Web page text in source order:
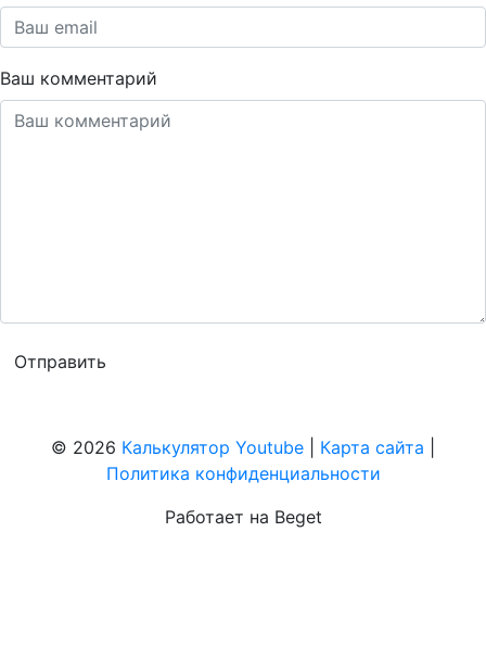
Ваш комментарий
© 2026 Калькулятор Youtube Карта сайта
Политика конфиденциальности
Работает на Beget